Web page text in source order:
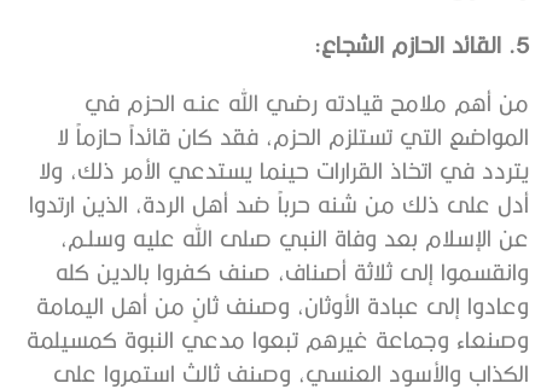
5. القائد الحازم الشجاع:
من أهم ملامح قيادته رضي الله عنـه الحزم في
المواضع التي تستلزم الحزم، فقد كان قائداً حازماً لا
يتردد في اتخاذ القرارات حينما يستدعي الأمر ذلك، ولا
أدل على ذلك من شنه حرباً ضد أهل الردة، الذين ارتدوا
عن الإسلام بعد وفاة النبي صلى الله عليه وسلـم،
وانقسموا إلى ثلاثة أصناف، صنف كفروا بالدين كله
وعادوا إلى عبادة الأوثان، وصنف ثانٍ من أهل اليمامة
وصنعاء وجماعة غيرهم تبعوا مدعي النبوة كمسيلمة
الكذاب والأسود العنسي، وصنف ثالث استمروا على